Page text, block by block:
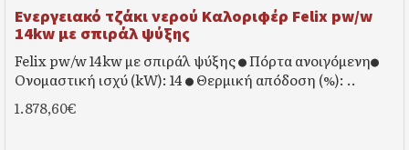
Ενεργειακό τζάκι νερού Καλοριφέρ Felix pw/w
14kw με σπιράλ ψύξης
Felix pw/w 14kw με σπιράλ ψύξης ● Πόρτα ανοιγόμενη●
Ονομαστική ισχύ (kW): 14 ● Θερμική απόδοση (%): ..
1.878,60€